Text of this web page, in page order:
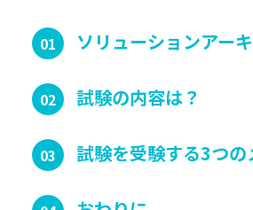
ソリューションアー
試験の内容は？
試験を受験する3つの